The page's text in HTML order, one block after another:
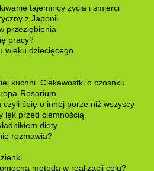
tajemnicy życia i śmierci
z Japonii
przeziębienia
pracy?
wieku dziecięcego
kuchni. Ciekawostki o czosnku
Rosarium
czyli śpię o innej porze niż wszyscy
lęk przed ciemnością
diety
rozmawia?
metoda w realizacji celu?